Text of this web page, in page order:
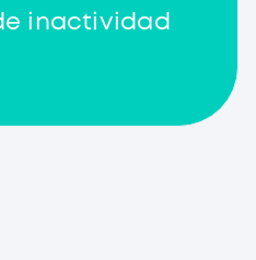
inactividad